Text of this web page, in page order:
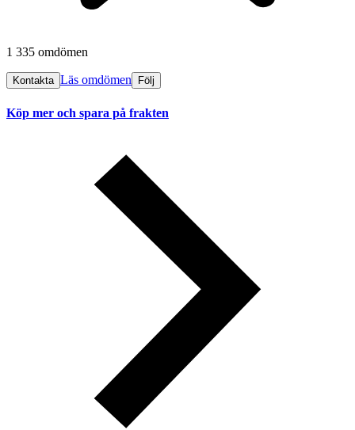
1 335 omdömen
Kontakta Läs omdömen Följ
Köp mer och spara på frakten